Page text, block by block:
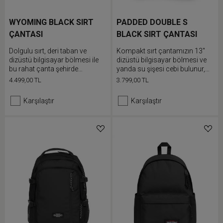
WYOMING BLACK SIRT
ÇANTASI
Dolgulu sırt, deri taban ve
dizüstü bilgisayar bölmesi ile
bu rahat çanta şehirde
kullanıma uygundur
4.499,00 TL
Karşılaştır
PADDED DOUBLE S
BLACK SIRT ÇANTASI
Kompakt sırt çantamızın 13"
dizüstü bilgisayar bölmesi ve
yanda su şişesi cebi bulunur,
eşyalarını zahmetsizce
yıllık garantimizle koruma
altında olan su itici özelliğe
3.799,00 TL
Karşılaştır